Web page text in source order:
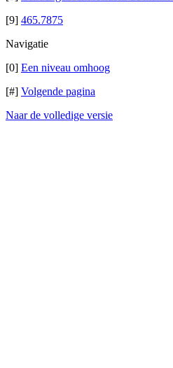
[9] 465.7875
Navigatie
[0] Een niveau omhoog
[#] Volgende pagina
Naar de volledige versie